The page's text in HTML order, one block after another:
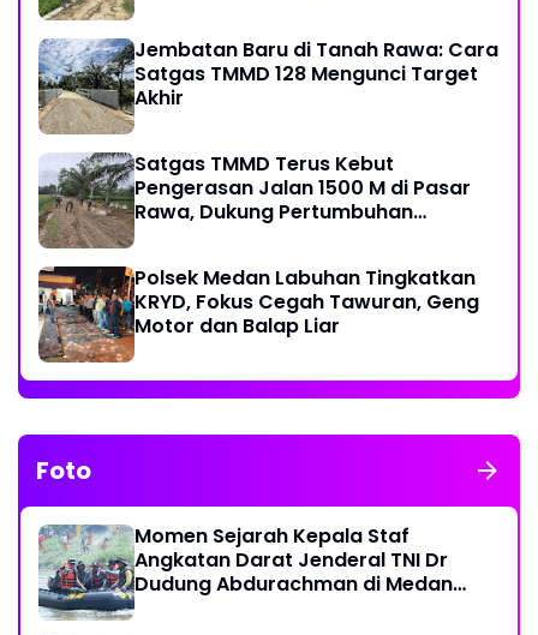
Jembatan Baru di Tanah Rawa: Cara
Satgas TMMD 128 Mengunci Target
Akhir
Satgas TMMD Terus Kebut
Pengerasan Jalan 1500 M di Pasar
Rawa, Dukung Pertumbuhan
Polsek Medan Labuhan Tingkatkan
KRYD, Fokus Cegah Tawuran, Geng
Motor dan Balap Liar
Foto
Momen Sejarah Kepala Staf
Angkatan Darat Jenderal TNI Dr
Dudung Abdurachman di Medan